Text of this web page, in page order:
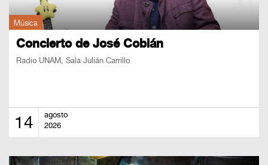
Música
Concierto de José Cobián
Radio UNAM, Sala Julián Carrillo
14
agosto
2026